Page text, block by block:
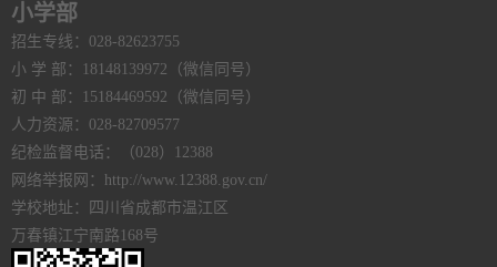
小学部
招生专线：028-82623755
小 学 部：18148139972（微信同号）
初 中 部：15184469592（微信同号）
人力资源：028-82709577
纪检监督电话：（028）12388
网络举报网：http://www.12388.gov.cn/
学校地址：四川省成都市温江区
万春镇江宁南路168号